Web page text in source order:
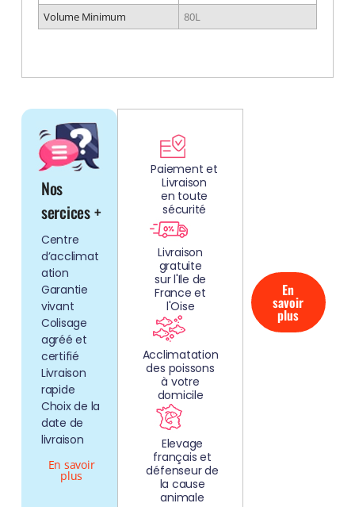
Volume Minimum 80L
Nos
sercices +
Centre
d’acclimat
ation
Garantie
vivant
Colisage
agréé et
certifié
Livraison
rapide
Choix de la
date de
livraison
En savoir
plus
Paiement et
Livraison
en toute
sécurité
Livraison
gratuite
sur l'Ile de
France et
l'Oise
Acclimatation
des poissons
à votre
domicile
Elevage
français et
défenseur de
la cause
animale
En
savoir
plus